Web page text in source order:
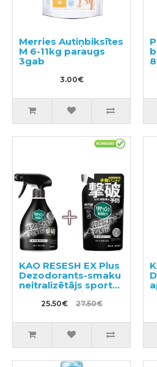
Merries Autiņbiksītes
M 6-11kg paraugs
3gab
3.00€
KAO RESESH EX Plus
Dezodorants-smaku
neitralizētājs sporta
un darba apģērbam
360ml + pildviela
25.50€ 27.50€